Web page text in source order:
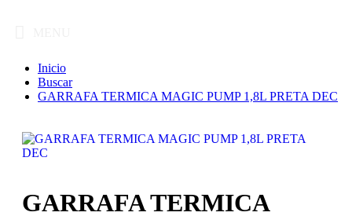
Inicio
Buscar
GARRAFA TERMICA MAGIC PUMP 1,8L PRETA DEC
GARRAFA TERMICA